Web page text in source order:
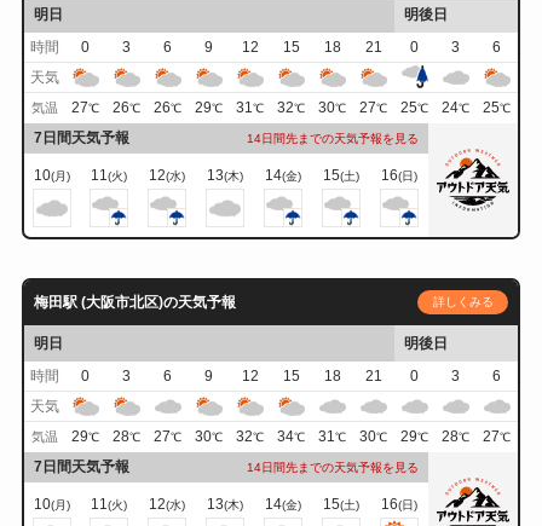
明日
明後日
時間
0 3 6 9 12 15 18 21 0 3
6
天気
気温 27℃ 26℃ 26℃ 29℃ 31℃ 32℃ 30℃ 27℃ 25℃ 24℃ 25℃
7日間天気予報 14日間先までの天気予報を見る
10(月) 11(火) 12(水) 13(木) 14(金) 15(土) 16(日)
梅田駅 (大阪市北区)の天気予報 詳しくみる
明日
明後日
時間
0 3 6 9 12 15 18 21 0 3
6
天気
気温 29℃ 28℃ 27℃ 30℃ 32℃ 34℃ 31℃ 30℃ 29℃ 28℃ 27℃
7日間天気予報 14日間先までの天気予報を見る
10(月) 11(火) 12(水) 13(木) 14(金) 15(土) 16(日)